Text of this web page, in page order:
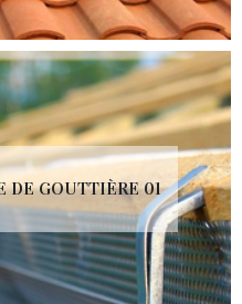
DE GOUTTIÈRE 01